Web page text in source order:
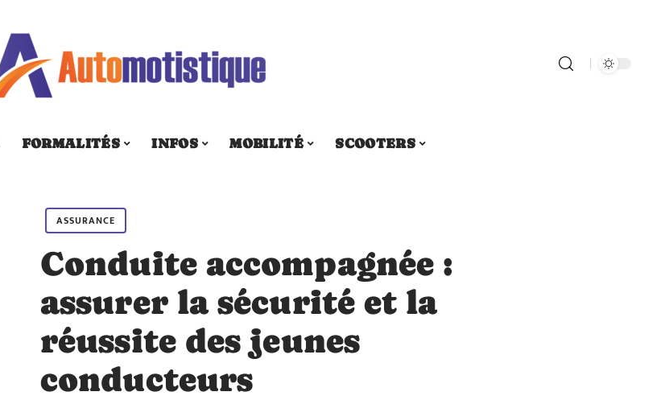
FORMALITÉS INFOS MOBILITÉ SCOOTERS
ASSURANCE
Conduite accompagnée :
assurer la sécurité et la
réussite des jeunes
conducteurs